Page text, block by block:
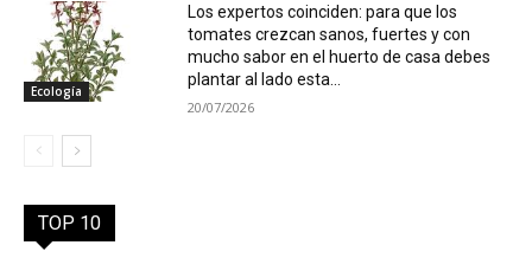
Ecología
Los expertos coinciden: para que los
tomates crezcan sanos, fuertes y con
mucho sabor en el huerto de casa debes
plantar al lado esta...
20/07/2026
TOP 10